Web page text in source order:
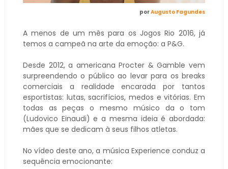
porAugusto Fagundes
A menos de um mês para os Jogos Rio 2016, já
temos a campeã na arte da emoção: a P&G.
Desde 2012, a americana Procter & Gamble vem
surpreendendo o público ao levar para os breaks
comerciais a realidade encarada por tantos
esportistas: lutas, sacrifícios, medos e vitórias. Em
todas as peças o mesmo músico da o tom
(Ludovico Einaudi) e a mesma ideia é abordada:
mães que se dedicam à seus filhos atletas.
No vídeo deste ano, a música Experience conduz a
sequência emocionante: